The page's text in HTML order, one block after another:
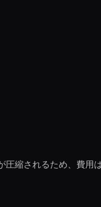
縮されるため、費用